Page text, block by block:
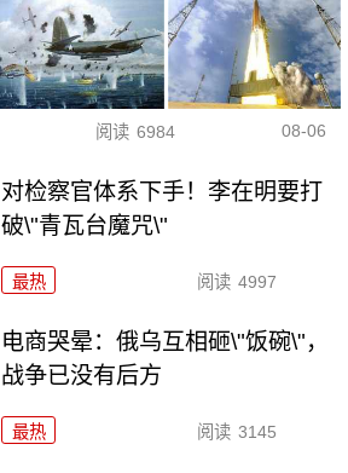
阅读 6984 08-06
对检察官体系下手！李在明要打
破\"青瓦台魔咒\"
最热 阅读 4997
电商哭晕：俄乌互相砸\"饭碗\"，
战争已没有后方
最热 阅读 3145